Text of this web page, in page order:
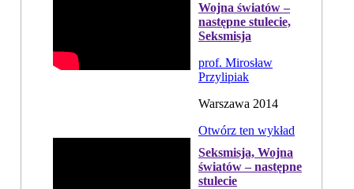
Wojna światów –
następne stulecie,
Seksmisja
prof. Mirosław
Przylipiak
Warszawa 2014
Otwórz ten wykład
Seksmisja, Wojna
światów – następne
stulecie